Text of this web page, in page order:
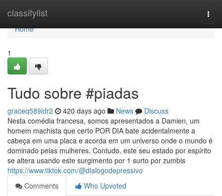
classifylist
Home
Home
1
Tudo sobre #piadas
graceq589ldr2 420 days ago News
Discuss
Nesta comédia francesa, somos apresentados a Damien, um
homem machista que certo POR DIA bate acidentalmente a
cabeça em uma placa e acorda em um universo onde o mundo é
dominado pelas mulheres. Contudo, este seu estado por espírito
se altera usando este surgimento por 1 surto por zumbis
https://www.tiktok.com/@dialogodepressivo
Comments
Who Upvoted